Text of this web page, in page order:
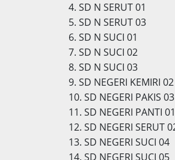
4. SD N SERUT 01
5. SD N SERUT 03
6. SD N SUCI 01
7. SD N SUCI 02
8. SD N SUCI 03
9. SD NEGERI KEMIRI 02
10. SD NEGERI PAKIS 03
11. SD NEGERI PANTI 01
12. SD NEGERI SERUT
13. SD NEGERI SUCI 04
14. SD NEGERI SUCI 05